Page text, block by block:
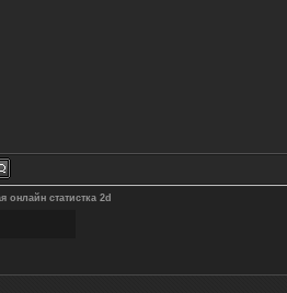
онлайн статистка 2d